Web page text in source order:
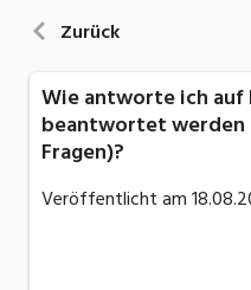
Zurück
Wie antworte ich auf
beantwortet werden
Fragen)?
Veröffentlicht am